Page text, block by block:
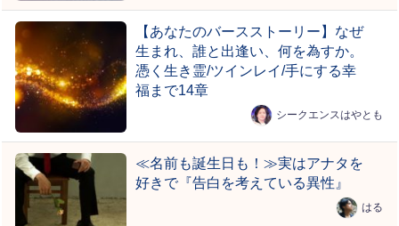
【あなたのバースストーリー】なぜ
生まれ、誰と出逢い、何を為すか。
憑く生き霊/ツインレイ/手にする幸
福まで14章
シークエンスはやとも
≪名前も誕生日も！≫実はアナタを
好きで『告白を考えている異性』
はる